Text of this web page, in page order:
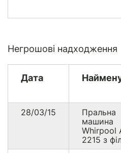
Негрошові надходження
Дата
28/03/15
Пральна
машина
Whirpool
2215 з